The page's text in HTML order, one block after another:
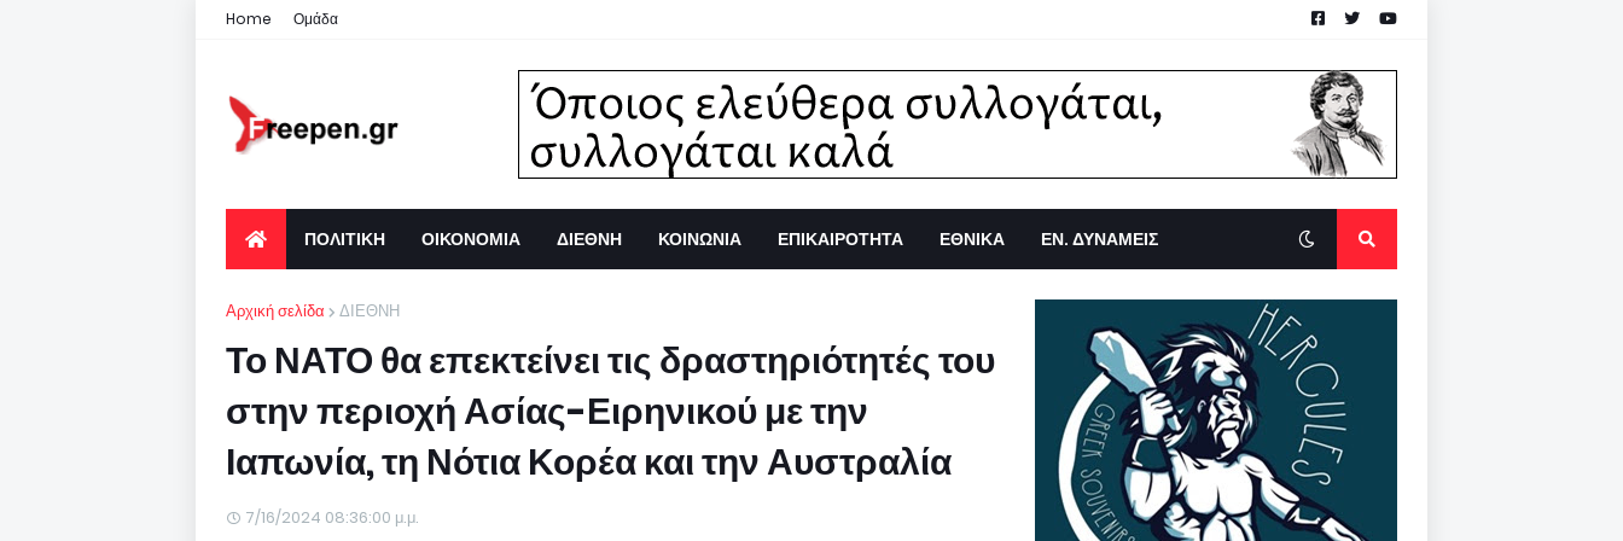
Home Ομάδα
ΠΟΛΙΤΙΚΗ ΟΙΚΟΝΟΜΙΑ ΔΙΕΘΝΗ ΚΟΙΝΩΝΙΑ ΕΠΙΚΑΙΡΟΤΗΤΑ ΕΘΝΙΚΑ ΕΝ. ΔΥΝΑΜΕΙΣ
Αρχική σελίδα ΔΙΕΘΝΗ
Το ΝΑΤΟ θα επεκτείνει τις δραστηριότητές του
στην περιοχή Ασίας-Ειρηνικού με την
Ιαπωνία, τη Νότια Κορέα και την Αυστραλία
7/16/2024 08:36:00 μ.μ.